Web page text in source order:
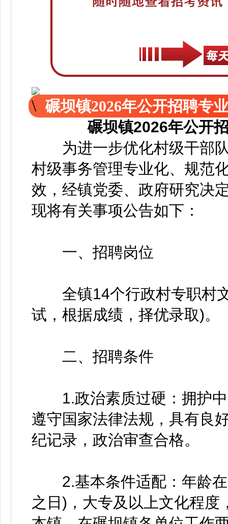
碾坝镇2026年公开招聘专
碾坝镇2026年公开
为进一步优化村级干部队
村级事务管理专业化、规范
效，经镇党委、政府研究决
现将有关事项公告如下：
一、招聘岗位
全镇14个行政村专职村文
试，根据成绩，择优录取)。
二、招聘条件
1.政治素质过硬：拥护中
遵守国家法律法规，具有良
纪记录，政治审查合格。
2.基本条件适配：年龄在
之日)，大专及以上文化程